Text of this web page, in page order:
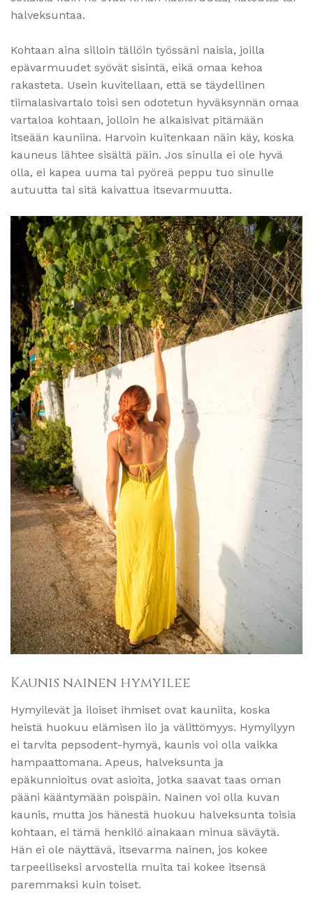
halveksuntaa.
Kohtaan aina silloin tällöin työssäni naisia, joilla
epävarmuudet syövät sisintä, eikä omaa kehoa
rakasteta. Usein kuvitellaan, että se täydellinen
tiimalasivartalo toisi sen odotetun hyväksynnän omaa
vartaloa kohtaan, jolloin he alkaisivat pitämään
itseään kauniina. Harvoin kuitenkaan näin käy, koska
kauneus lähtee sisältä päin. Jos sinulla ei ole hyvä
olla, ei kapea uuma tai pyöreä peppu tuo sinulle
autuutta tai sitä kaivattua itsevarmuutta.
Kaunis nainen hymyilee
Hymyilevät ja iloiset ihmiset ovat kauniita, koska
heistä huokuu elämisen ilo ja välittömyys. Hymyilyyn
ei tarvita pepsodent-hymyä, kaunis voi olla vaikka
hampaattomana. Apeus, halveksunta ja
epäkunnioitus ovat asioita, jotka saavat taas oman
pääni kääntymään poispäin. Nainen voi olla kuvan
kaunis, mutta jos hänestä huokuu halveksunta toisia
kohtaan, ei tämä henkilö ainakaan minua säväytä.
Hän ei ole näyttävä, itsevarma nainen, jos kokee
tarpeelliseksi arvostella muita tai kokee itsensä
paremmaksi kuin toiset.